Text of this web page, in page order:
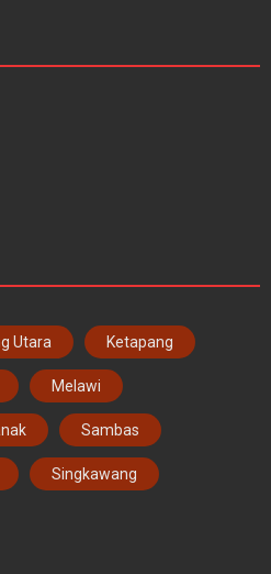
Utara Ketapang
Melawi
Sambas
Singkawang